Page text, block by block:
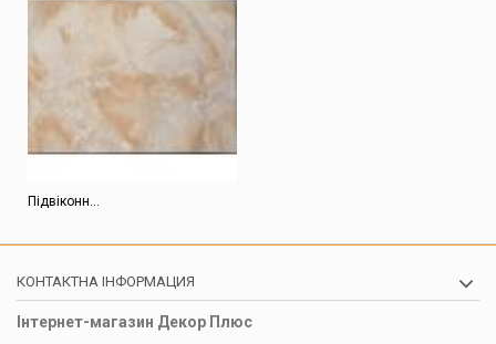
Підвіконн...
КОНТАКТНА ІНФОРМАЦИЯ
Інтернет-магазин Декор Плюс